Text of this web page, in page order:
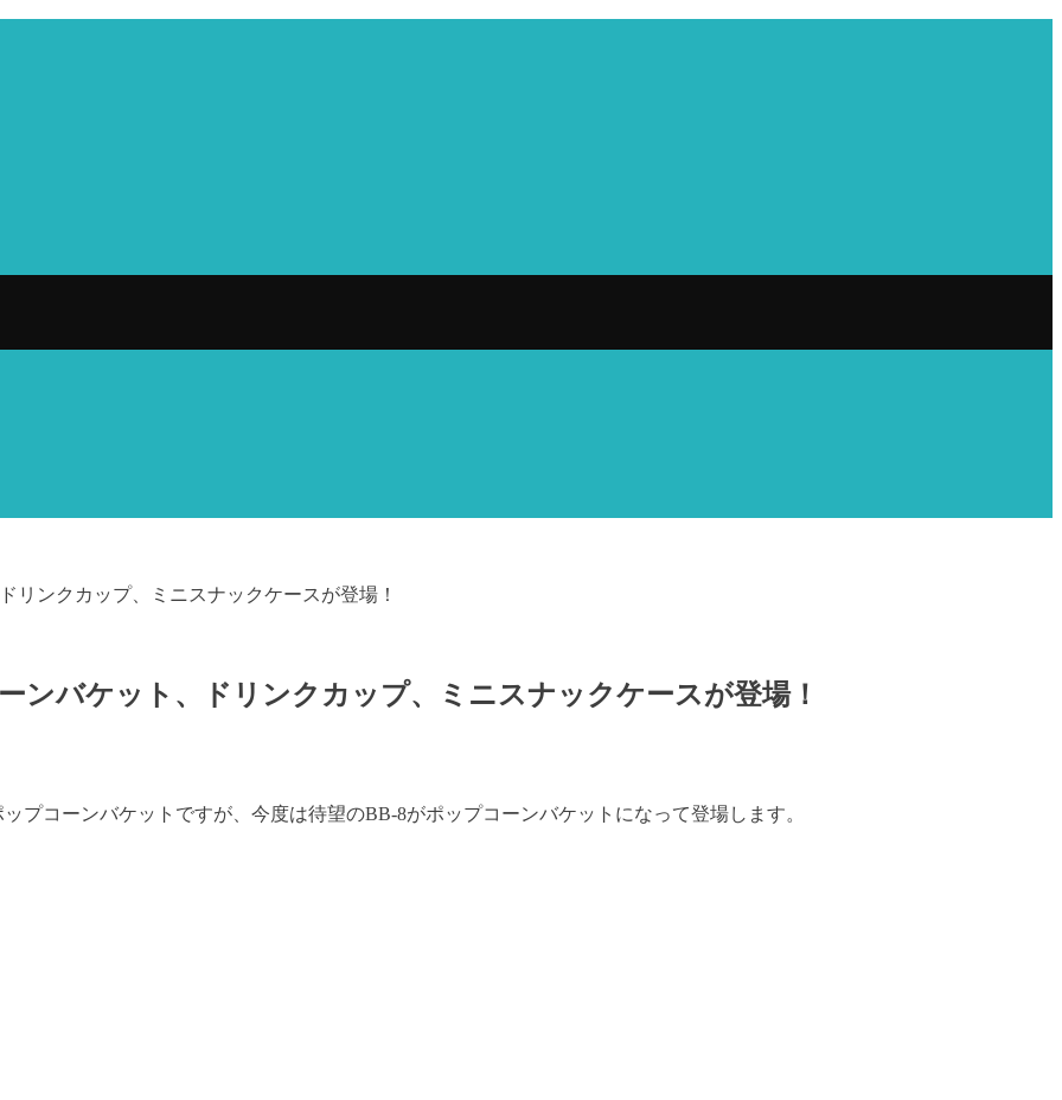
リンクカップ、ミニスナックケースが登場！
ンバケット、ドリンクカップ、ミニスナックケースが登場！
プコーンバケットですが、今度は待望のBB-8がポップコーンバケットになって登場します。